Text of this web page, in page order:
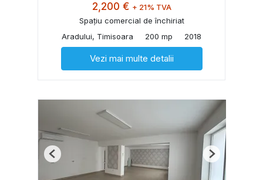
2,200 € + 21% TVA
Spațiu comercial de închiriat
Aradului, Timisoara
200 mp 2018
Vezi mai multe detalii
Previous Next